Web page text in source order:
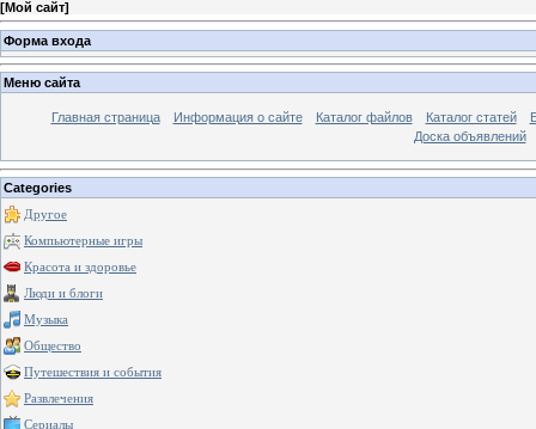
[Мой сайт]
Форма входа
Меню сайта
Главная страница Информация о сайте Каталог файлов Каталог статей
Доска объявлений
Categories
Другое
Компьютерные игры
Красота и здоровье
Люди и блоги
Музыка
Общество
Путешествия и события
Развлечения
Сериалы